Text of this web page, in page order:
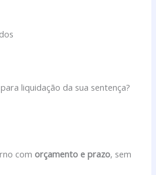
liquidação da sua sentença?
com orçamento e prazo, sem